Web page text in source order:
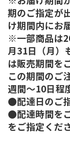
期のご指定が
け期間内にお
※一部商品は
月31日（月）
は販売期間を
この期間のご
週間～10日程
●配達日のご
●配達時間を
をご指定くだ